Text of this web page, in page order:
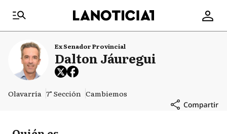
Ex Senador Provincial
Dalton Jáuregui
Olavarría 7° Sección Cambiemos